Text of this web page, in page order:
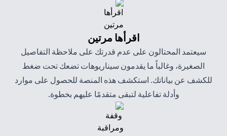
اقرأها مرتين
سيعتمد المحتالون على عدم قدرتك على ملاحظة التفاصيل
الصغيرة، وغالباً ما يقدمون سيناريوهات تضعك تحت ضغط
للكشف عن بياناتك. استكشف هذه المنصة للحصول على موارد
وأدلة تفاعلية لتبقى متقدمًا عليهم بخطوة.